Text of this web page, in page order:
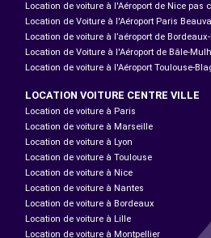
Location de voiture à l'Aéroport de Nice pas
Location de Voiture à l'Aéroport Paris
Location de voiture à l’aéroport de
Location de Voiture à l'Aéroport de Bâle-
Location de voiture à l'Aéroport Toulouse-
LOCATION VOITURE CENTRE VILLE
Location de voiture à Paris
Location de voiture à Marseille
Location de voiture à Lyon
Location de voiture à Toulouse
Location de voiture à Nice
Location de voiture à Nantes
Location de voiture à Bordeaux
Location de voiture à Lille
Location de voiture à Montpellier